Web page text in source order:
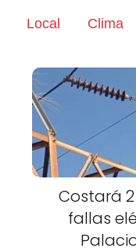
Local Clima
Costará
fallas